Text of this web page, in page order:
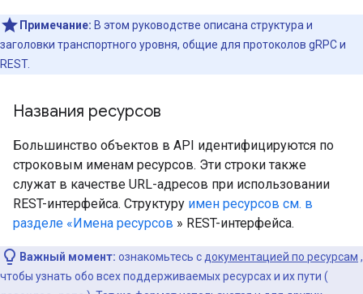
Примечание: В этом руководстве описана структура и
заголовки транспортного уровня, общие для протоколов gRPC и
REST.
Названия ресурсов
Большинство объектов в API идентифицируются по
строковым именам ресурсов. Эти строки также
служат в качестве URL-адресов при использовании
REST-интерфейса. Структуру имен ресурсов см. в
разделе «Имена ресурсов » REST-интерфейса.
Важный момент: ознакомьтесь с документацией по ресурсам ,
чтобы узнать обо всех поддерживаемых ресурсах и их пути (